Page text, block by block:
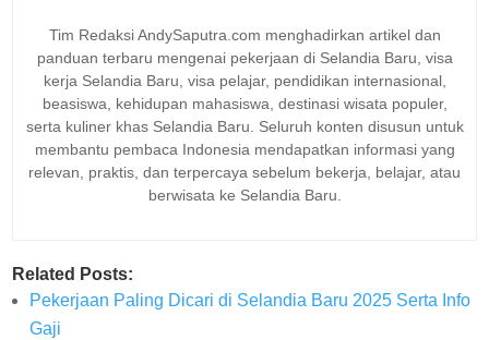
Tim Redaksi AndySaputra.com menghadirkan artikel dan
panduan terbaru mengenai pekerjaan di Selandia Baru, visa
kerja Selandia Baru, visa pelajar, pendidikan internasional,
beasiswa, kehidupan mahasiswa, destinasi wisata populer,
serta kuliner khas Selandia Baru. Seluruh konten disusun untuk
membantu pembaca Indonesia mendapatkan informasi yang
relevan, praktis, dan terpercaya sebelum bekerja, belajar, atau
berwisata ke Selandia Baru.
Related Posts:
Pekerjaan Paling Dicari di Selandia Baru 2025 Serta Info
Gaji